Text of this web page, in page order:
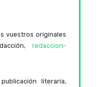
vuestros originales
redaccion-
literaria,